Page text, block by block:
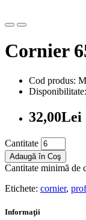
Cornier
Cod produs:
32,00Lei
Cantitate
Adaugă în Coş
Cantitate minimă de
Etichete: cornier,
Informaţii